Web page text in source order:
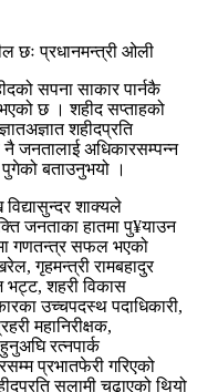
सपना साकार पार्नकै
छ । शहीद सप्ताहको
शहीदप्रति
नै जनतालाई अधिकारसम्पन्न
बताउनुभयो ।
शाक्यले
जनताका हातमा पु¥याउन
गणतन्त्र सफल भएको
गृहमन्त्री रामबहादुर
भट्ट, शहरी विकास
उच्चपदस्थ पदाधिकारी,
महानिरीक्षक,
रत्नपार्क
प्रभातफेरी गरिएको
सलामी चढाएको थियो